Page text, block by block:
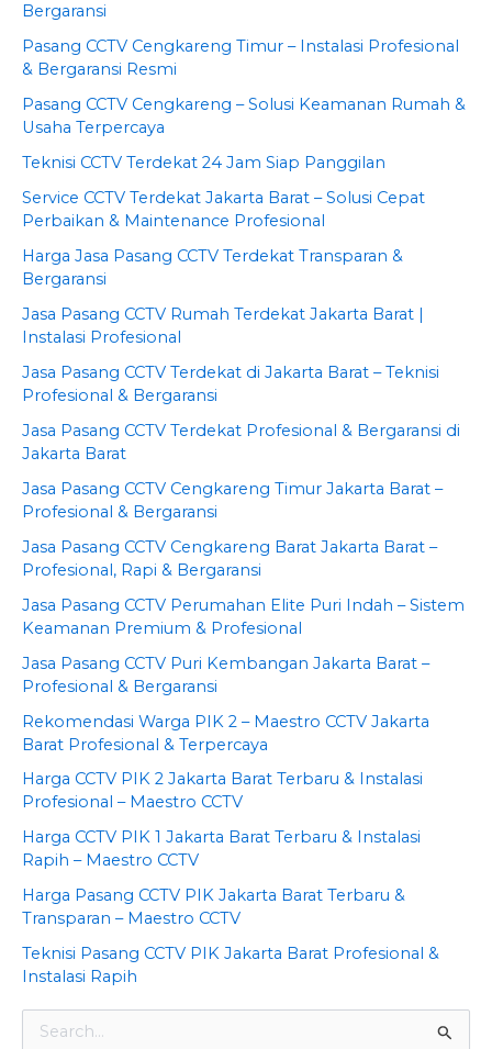
Bergaransi
Pasang CCTV Cengkareng Timur – Instalasi Profesional
& Bergaransi Resmi
Pasang CCTV Cengkareng – Solusi Keamanan Rumah &
Usaha Terpercaya
Teknisi CCTV Terdekat 24 Jam Siap Panggilan
Service CCTV Terdekat Jakarta Barat – Solusi Cepat
Perbaikan & Maintenance Profesional
Harga Jasa Pasang CCTV Terdekat Transparan &
Bergaransi
Jasa Pasang CCTV Rumah Terdekat Jakarta Barat |
Instalasi Profesional
Jasa Pasang CCTV Terdekat di Jakarta Barat – Teknisi
Profesional & Bergaransi
Jasa Pasang CCTV Terdekat Profesional & Bergaransi di
Jakarta Barat
Jasa Pasang CCTV Cengkareng Timur Jakarta Barat –
Profesional & Bergaransi
Jasa Pasang CCTV Cengkareng Barat Jakarta Barat –
Profesional, Rapi & Bergaransi
Jasa Pasang CCTV Perumahan Elite Puri Indah – Sistem
Keamanan Premium & Profesional
Jasa Pasang CCTV Puri Kembangan Jakarta Barat –
Profesional & Bergaransi
Rekomendasi Warga PIK 2 – Maestro CCTV Jakarta
Barat Profesional & Terpercaya
Harga CCTV PIK 2 Jakarta Barat Terbaru & Instalasi
Profesional – Maestro CCTV
Harga CCTV PIK 1 Jakarta Barat Terbaru & Instalasi
Rapih – Maestro CCTV
Harga Pasang CCTV PIK Jakarta Barat Terbaru &
Transparan – Maestro CCTV
Teknisi Pasang CCTV PIK Jakarta Barat Profesional &
Instalasi Rapih